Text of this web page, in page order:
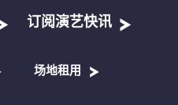
订阅演艺快讯
场地租用